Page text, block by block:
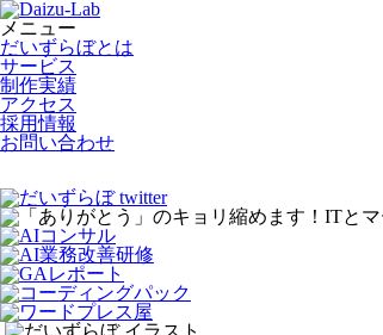
メニュー
だいずらぼとは
サービス
制作実績
アクセス
採用情報
お問い合わせ